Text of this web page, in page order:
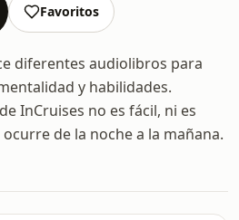
Favoritos
diferentes audiolibros para
y habilidades.
InCruises no es fácil, ni es
de la noche a la mañana.